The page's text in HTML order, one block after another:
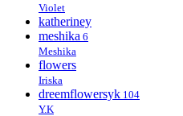
Violet
katheriney
meshika 6
Meshika
flowers
Iriska
dreemflowersyk 104
Y.K